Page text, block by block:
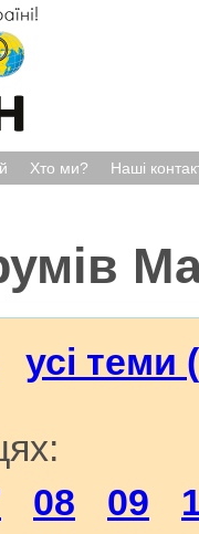
Хто ми? Наші
усі теми
08 09